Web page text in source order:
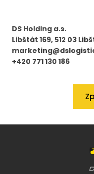
DS Holding a.s.
Libštát 169, 512 03
+420 771 130 186